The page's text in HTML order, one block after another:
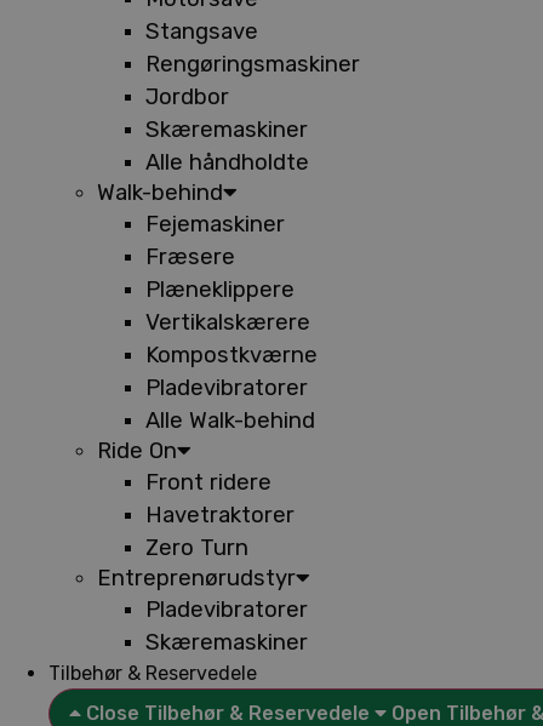
Stangsave
Rengøringsmaskiner
Jordbor
Skæremaskiner
Alle håndholdte
Walk-behind
Fejemaskiner
Fræsere
Plæneklippere
Vertikalskærere
Kompostkværne
Pladevibratorer
Alle Walk-behind
Ride On
Front ridere
Havetraktorer
Zero Turn
Entreprenørudstyr
Pladevibratorer
Skæremaskiner
Tilbehør & Reservedele
Close Tilbehør & Reservedele
Open Tilbehør